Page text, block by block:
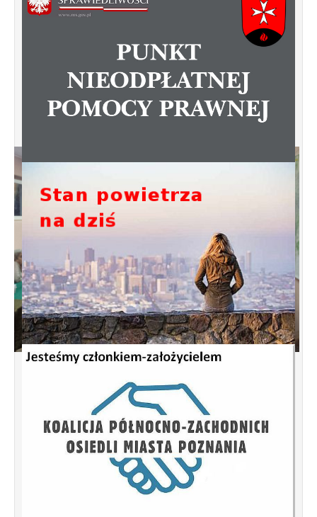
Spotkanie informacyjne w sprawie terenu
przy ulicy Przytocznej